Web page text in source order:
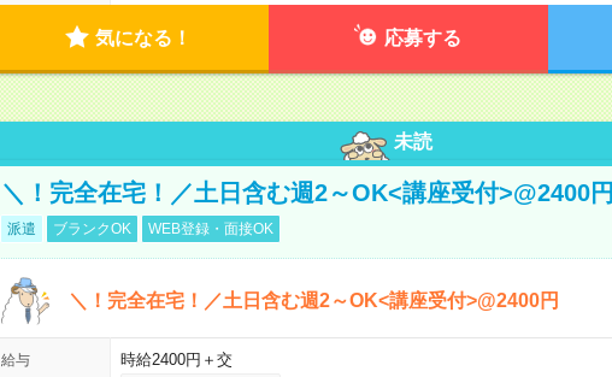
気になる！ 応募する
未読
＼！完全在宅！／土日含む週2～OK<講座受付>@2400円
派遣 ブランクOK WEB登録・面接OK
＼！完全在宅！／土日含む週2～OK<講座受付>@2400円
給与 時給2400円＋交